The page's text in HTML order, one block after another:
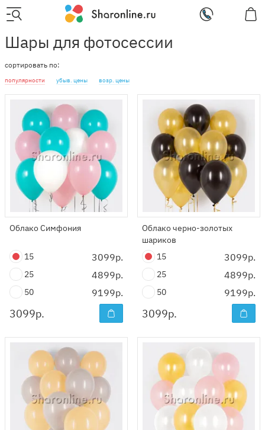
Шары для фотосессии
сортировать по:
популярности убыв. цены возр. цены
Облако Симфония
15 3099р.
25 4899р.
50 9199р.
3099р.
Облако черно-золотых
шариков
15
3099р.
25 4899р.
50 9199р.
3099р.